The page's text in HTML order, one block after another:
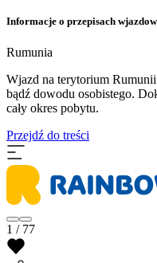
Informacje o przepisach
Rumunia
Wjazd na terytorium
bądź dowodu osobistego.
cały okres pobytu.
Przejdź do treści
1 / 77